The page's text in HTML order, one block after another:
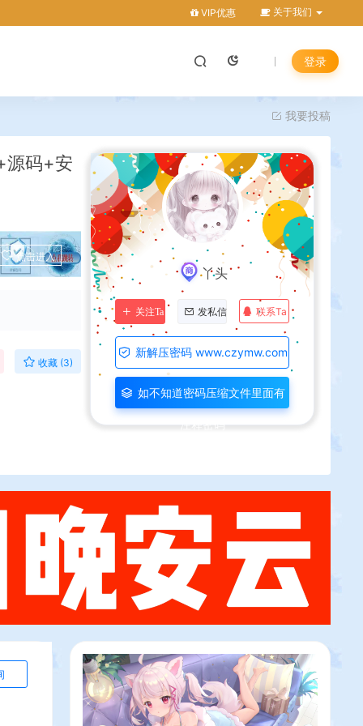
VIP优惠 关于我们
登录
我要投稿
源码+安
点击进入
收藏 (3)
丫头
关注Ta 发私信 联系Ta
新解压密码 www.czymw.com
如不知道密码压缩文件里面有